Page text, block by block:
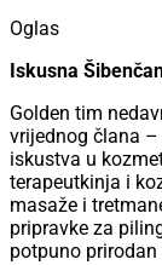
Oglas
Iskusna
Golden tim
vrijednog člana –
iskustva u
terapeutkinja i
masaže i
pripravke za
potpuno